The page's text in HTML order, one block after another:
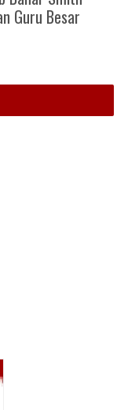
Guru Besar